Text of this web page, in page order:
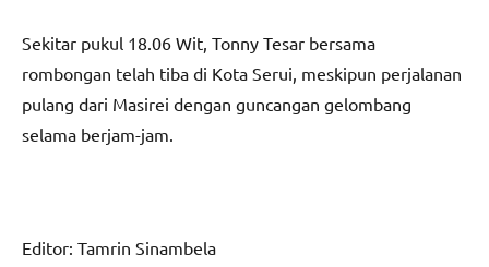
Sekitar pukul 18.06 Wit, Tonny Tesar bersama
rombongan telah tiba di Kota Serui, meskipun perjalanan
pulang dari Masirei dengan guncangan gelombang
selama berjam-jam.
Editor: Tamrin Sinambela